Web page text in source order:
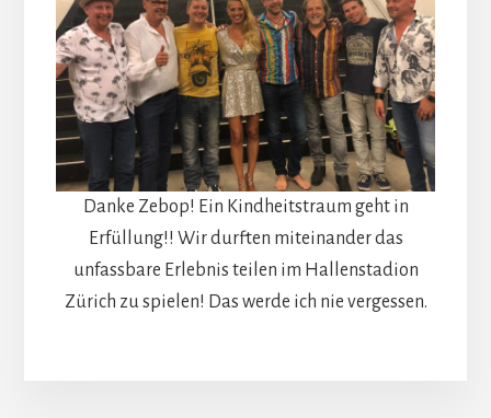
Danke Zebop! Ein Kindheitstraum geht in
Erfüllung!! Wir durften miteinander das
unfassbare Erlebnis teilen im Hallenstadion
Zürich zu spielen! Das werde ich nie vergessen.